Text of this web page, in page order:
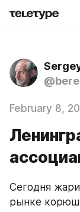
February 8,
Сегодня
рынке